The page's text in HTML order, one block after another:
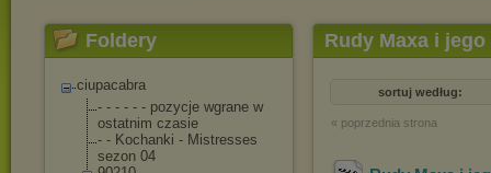
Foldery
ciupacabra
- - - - - - pozycje wgrane w
ostatnim czasie
- - Kochanki - Mistresses
sezon 04
Rudy Maxa i
sortuj według:
« poprzednia strona